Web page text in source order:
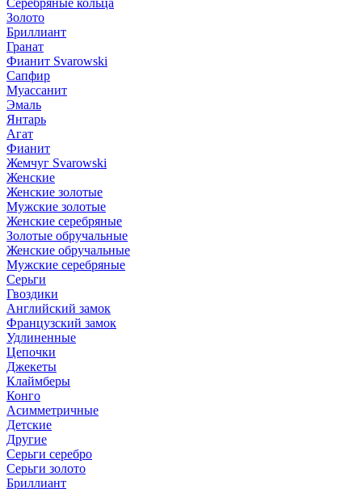
Серебряные кольца
Золото
Бриллиант
Гранат
Фианит Svarowski
Сапфир
Муассанит
Эмаль
Янтарь
Агат
Фианит
Жемчуг Svarowski
Женские
Женские золотые
Мужские золотые
Женские серебряные
Золотые обручальные
Женские обручальные
Мужские серебряные
Серьги
Гвоздики
Английский замок
Французский замок
Удлиненные
Цепочки
Джекеты
Клаймберы
Конго
Асимметричные
Детские
Другие
Серьги серебро
Серьги золото
Бриллиант